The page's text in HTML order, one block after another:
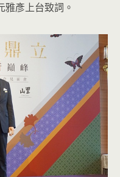
彥上台致詞。